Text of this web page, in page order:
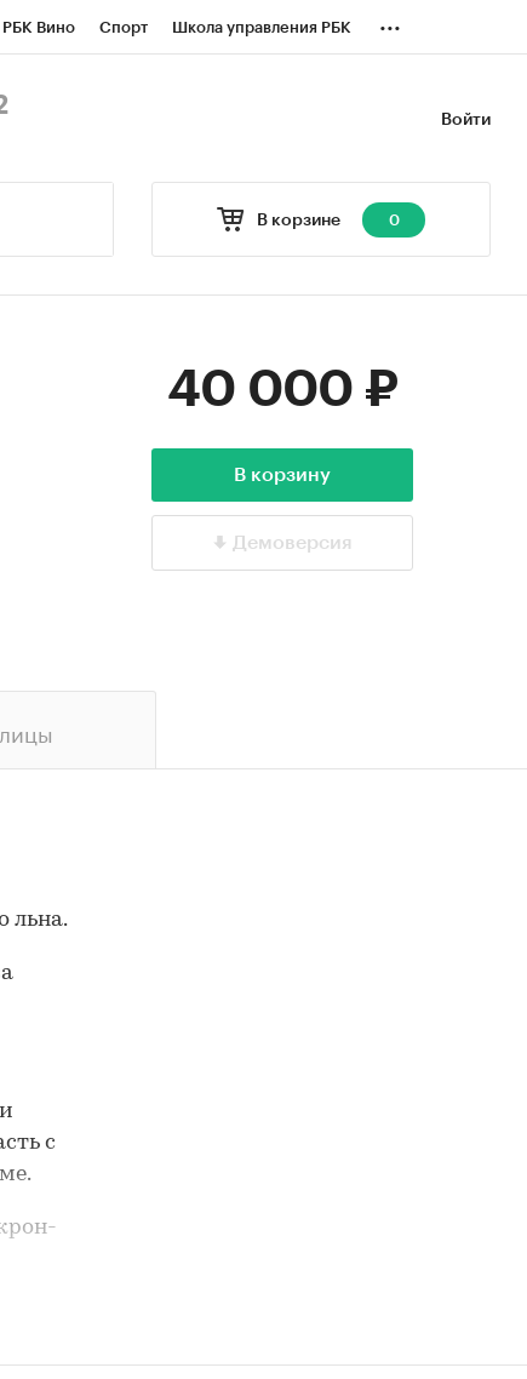
РБК Вино Спорт Школа управления РБК ...
Войти
В корзине 0
40 000 ₽
В корзину
Демоверсия
льна.
с